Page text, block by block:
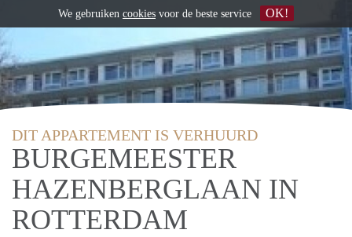
DIT APPARTEMENT IS VERHUURD
BURGEMEESTER
HAZENBERGLAAN IN
ROTTERDAM
We gebruiken cookies voor de beste service OK!